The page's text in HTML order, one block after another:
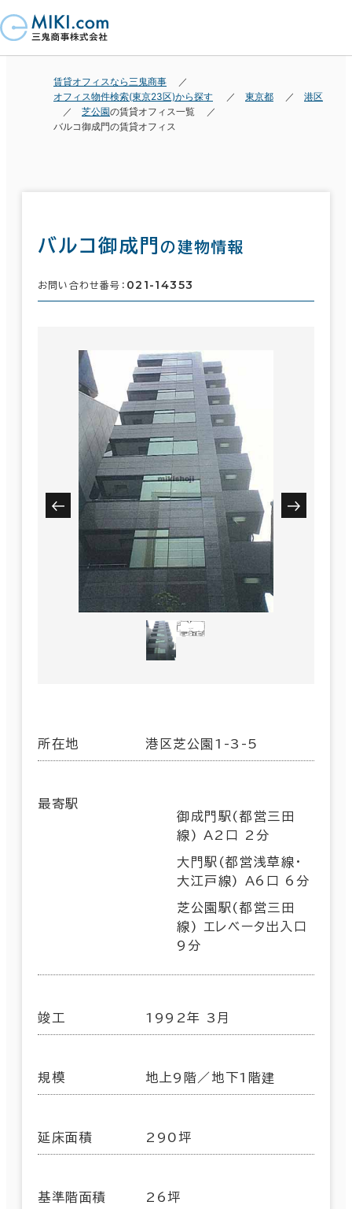
賃貸オフィスなら三鬼商事
オフィス物件検索(東京23区)から探す
東京都
港区
芝公園の賃貸オフィス一覧
バルコ御成門の賃貸オフィス
バルコ御成門の建物情報
お問い合わせ番号： 021-14353
所在地 港区芝公園1-3-5
最寄駅
御成門駅(都営三田
線) A2口 2分
大門駅(都営浅草線･
大江戸線) A6口 6分
芝公園駅(都営三田
線) エレベータ出入口
9分
竣工 1992年 3月
規模 地上9階／地下1階建
延床面積 290坪
基準階面積 26坪